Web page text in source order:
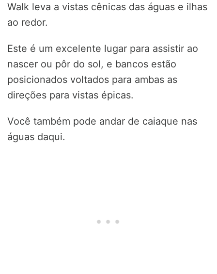
Walk leva a vistas cênicas das águas e ilhas
ao redor.
Este é um excelente lugar para assistir ao
nascer ou pôr do sol, e bancos estão
posicionados voltados para ambas as
direções para vistas épicas.
Você também pode andar de caiaque nas
águas daqui.